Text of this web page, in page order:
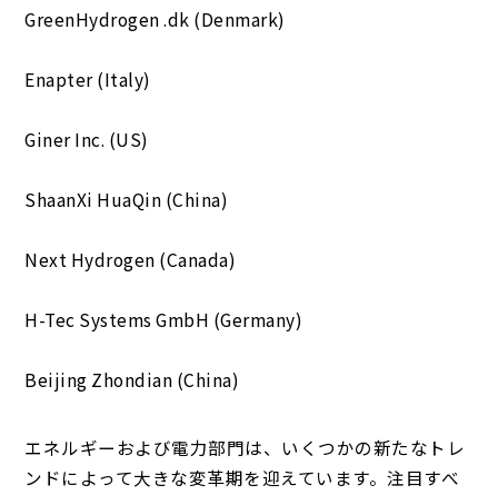
GreenHydrogen .dk (Denmark)
Enapter (Italy)
Giner Inc. (US)
ShaanXi HuaQin (China)
Next Hydrogen (Canada)
H-Tec Systems GmbH (Germany)
Beijing Zhondian (China)
エネルギーおよび電力部門は、いくつかの新たなトレ
ンドによって大きな変革期を迎えています。注目すべ